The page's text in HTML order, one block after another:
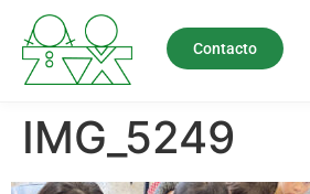
Contacto
IMG_5249